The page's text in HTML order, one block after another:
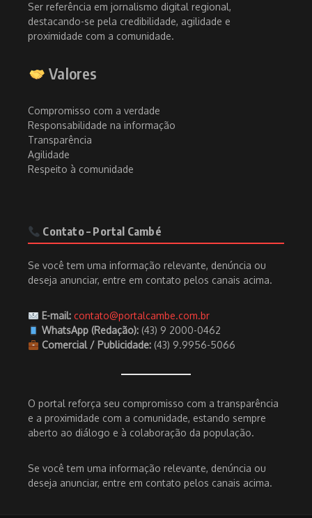
Ser referência em jornalismo digital regional,
destacando-se pela credibilidade, agilidade e
proximidade com a comunidade.
Valores
Compromisso com a verdade
Responsabilidade na informação
Transparência
Agilidade
Respeito à comunidade
Contato – Portal Cambé
Se você tem uma informação relevante, denúncia ou
deseja anunciar, entre em contato pelos canais acima.
E-mail: contato@portalcambe.com.br
WhatsApp (Redação):(43) 9 2000-0462
Comercial / Publicidade:(43) 9.9956-5066
O portal reforça seu compromisso com a transparência
e a proximidade com a comunidade, estando sempre
aberto ao diálogo e à colaboração da população.
Se você tem uma informação relevante, denúncia ou
deseja anunciar, entre em contato pelos canais acima.